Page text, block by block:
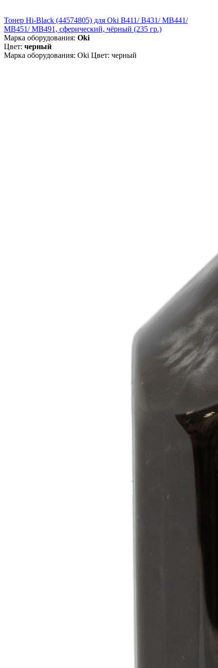
Тонер Hi-Black (44574805) для Oki B411/ B431/ MB441/
MB451/ MB491, сферический, чёрный (235 гр.)
Марка оборудования: Oki
Цвет: черный
Марка оборудования: Oki Цвет: черный